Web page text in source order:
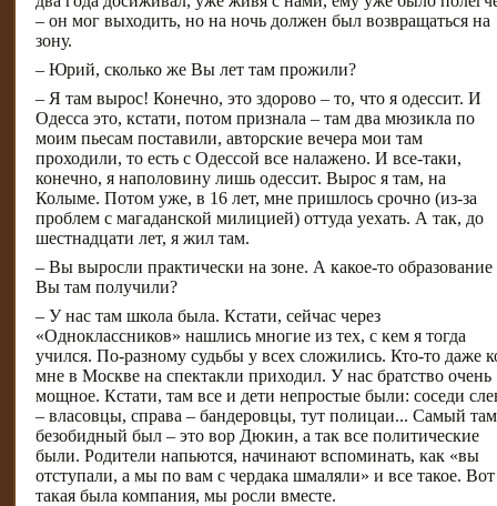
– он мог выходить, но на ночь должен был возвращаться на
зону.
– Юрий, сколько же Вы лет там прожили?
– Я там вырос! Конечно, это здорово – то, что я одессит. И
Одесса это, кстати, потом признала – там два мюзикла по
моим пьесам поставили, авторские вечера мои там
проходили, то есть с Одессой все налажено. И все-таки,
конечно, я наполовину лишь одессит. Вырос я там, на
Колыме. Потом уже, в 16 лет, мне пришлось срочно (из-за
проблем с магаданской милицией) оттуда уехать. А так, до
шестнадцати лет, я жил там.
– Вы выросли практически на зоне. А какое-то образование
Вы там получили?
– У нас там школа была. Кстати, сейчас через
«Одноклассников» нашлись многие из тех, с кем я тогда
учился. По-разному судьбы у всех сложились. Кто-то даже
мне в Москве на спектакли приходил. У нас братство очень
мощное. Кстати, там все и дети непростые были: соседи
– власовцы, справа – бандеровцы, тут полицаи... Самый там
безобидный был – это вор Дюкин, а так все политические
были. Родители напьются, начинают вспоминать, как «вы
отступали, а мы по вам с чердака шмаляли» и все такое. Вот
такая была компания, мы росли вместе.